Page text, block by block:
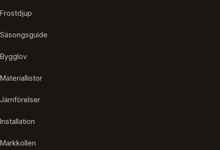
Frostdjup
Säsongsguide
Bygglov
Materiallistor
Jämförelser
Installation
Markkollen